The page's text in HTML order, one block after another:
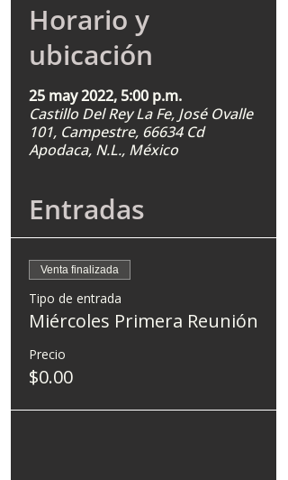
Horario y
ubicación
25 may 2022, 5:00 p.m.
Castillo Del Rey La Fe, José Ovalle
101, Campestre, 66634 Cd
Apodaca, N.L., México
Entradas
Venta finalizada
Tipo de entrada
Miércoles Primera Reunión
Precio
$0.00